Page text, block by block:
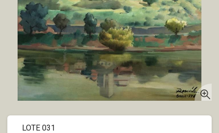
LOTE 031